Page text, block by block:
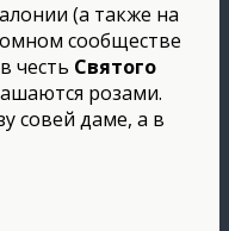
(а также на
сообществе
честь Святого
розами.
совей даме, а в